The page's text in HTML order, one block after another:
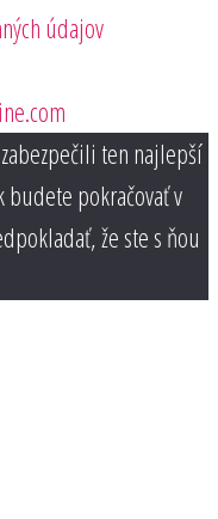
údajov
ten najlepší
budete pokračovať v
že ste s ňou